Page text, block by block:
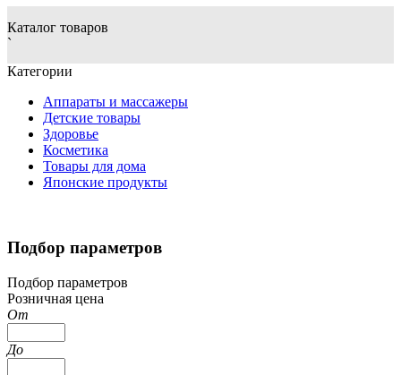
Каталог товаров
`
Категории
Аппараты и массажеры
Детские товары
Здоровье
Косметика
Товары для дома
Японские продукты
Подбор параметров
Подбор параметров
Розничная цена
От
До